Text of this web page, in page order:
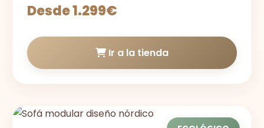
Desde 1.299€
Ir a la tienda